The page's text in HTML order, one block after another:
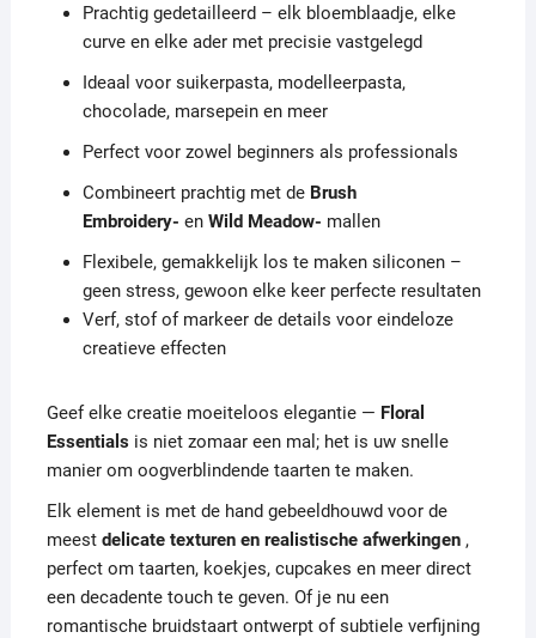
Prachtig gedetailleerd – elk bloemblaadje, elke
curve en elke ader met precisie vastgelegd
Ideaal voor suikerpasta, modelleerpasta,
chocolade, marsepein en meer
Perfect voor zowel beginners als professionals
Combineert prachtig met de Brush
Embroidery- en Wild Meadow- mallen
Flexibele, gemakkelijk los te maken siliconen –
geen stress, gewoon elke keer perfecte resultaten
Verf, stof of markeer de details voor eindeloze
creatieve effecten
Geef elke creatie moeiteloos elegantie — Floral
Essentialsis niet zomaar een mal; het is uw snelle
manier om oogverblindende taarten te maken.
Elk element is met de hand gebeeldhouwd voor de
meest delicate texturen en realistische afwerkingen,
perfect om taarten, koekjes, cupcakes en meer direct
een decadente touch te geven. Of je nu een
romantische bruidstaart ontwerpt of subtiele verfijning